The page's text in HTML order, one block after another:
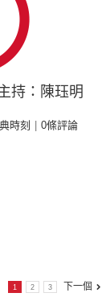
持：陳珏明
時刻 0條評論
1 2 3 下一個